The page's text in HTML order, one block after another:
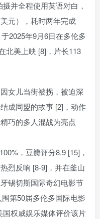
并全程使用英语对白，
元），耗时两年完成
2025年9月6日在多伦多
北美上映 [8]，片长113
女儿当街被拐，被迫深
成同盟的故事 [2]，动作
巧的多人混战为亮点
，豆瓣评分8.9 [15]，
烈反响 [8-9]，并在釜山
锡切斯国际奇幻电影节
第50届多伦多国际电影
权威娱乐媒体评价该片